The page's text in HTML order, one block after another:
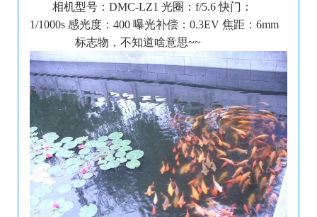
相机型号：DMC-LZ1 光圈：f/5.6 快门：
1/1000s 感光度：400 曝光补偿：0.3EV 焦距：6mm
标志物，不知道啥意思~~